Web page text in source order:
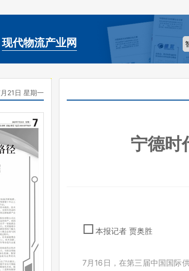
现代物流产业网
21日 星期一
宁德时
□ 本报记者 贾奥胜
7月16日，在第三届中国国际